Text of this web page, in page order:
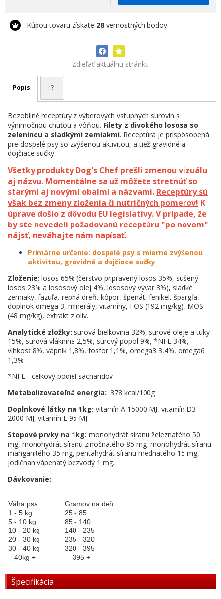
Kúpou tovaru získate 28 vernostných bodov.
Zdieľať aktuálnu stránku
Popis ?
Bezobilné receptúry z výberových vstupných surovín s
výnimočnou chuťou a vôňou. Filety z divokého lososa so
zeleninou a sladkými zemiakmi. Receptúra je prispôsobená
pre dospelé psy so zvýšenou aktivitou, a tiež gravidné a
dojčiace sučky.
Všetky produkty Dog's Chef prešli zmenou vizuálu
aj názvu. Momentálne sa už môžete stretnúť so
starými aj novými obalmi a názvami. Receptúry sú
však bez zmeny zloženia či nutričných pomerov! K
úprave došlo z dôvodu EU legislatívy. V prípade, že
by ste nevedeli požadovanú receptúru "po novom"
nájsť, neváhajte nám napísať.
Primárne určenie: dospelé psy s mierne zvýšenou
aktivitou, gravidné a dojčiace sučky
Zloženie: losos 65% (čerstvo pripravený losos 35%, sušený
losos 23% a lososový olej 4%, lososový vývar 3%), sladké
zemiaky, fazuľa, repná dreň, kôpor, špenát, fenikel, špargľa,
doplnok omega 3, minerály, vitamíny, FOS (192 mg/kg), MOS
(48 mg/kg), extrakt z olív.
Analytické zložky: surová bielkovina 32%, surové oleje a tuky
15%, surová vláknina 2,5%, surový popol 9%, *NFE 34%,
vlhkosť 8%, vápnik 1,8%, fosfor 1,1%, omega3 3,4%, omega6
1,3%
*NFE - celkový podiel sacharidov
Metabolizovateľná energia: 378 kcal/100g
Doplnkové látky na 1kg: vitamín A 15000 MJ, vitamín D3
2000 MJ, vitamín E 95 MJ
Stopové prvky na 1kg: monohydrát síranu železnatého 50
mg, monohydrát síranu zinočnatého 85 mg, monohydrát síranu
manganitého 35 mg, pentahydrát síranu mednatého 15 mg,
jodičnan vápenatý bezvodý 1 mg.
Dávkovanie:
Váha psa
Gramov na deň
1 - 5 kg
25 - 85
5 - 10 kg
85 - 140
10 - 20 kg
140 - 235
20 - 30 kg
235 - 320
30 - 40 kg
320 - 395
40kg +
395 +
Špecifikácia